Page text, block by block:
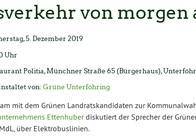
von morgen
5. Dezember 2019
Uhr
Politia, Münchner Straße 65 (Bür­ger­haus),
von:Grüne Un­ter­föh­ring
mit dem Grünen Land­rats­kan­di­da­ten zur
Et­ten­hu­berdis­ku­tiert der Sprecher der
über Elek­tro­bus­li­ni­en.